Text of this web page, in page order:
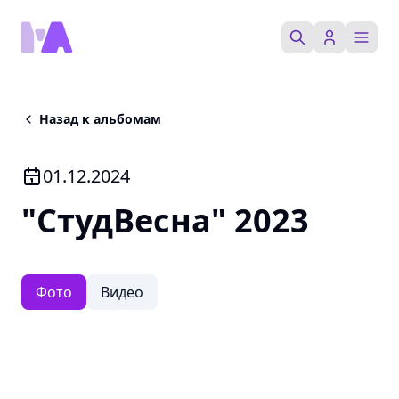
Активности
Партнеры
Пространства
Медиа
Магазин
Назад к альбомам
01.12.2024
"СтудВесна" 2023
Фото Видео